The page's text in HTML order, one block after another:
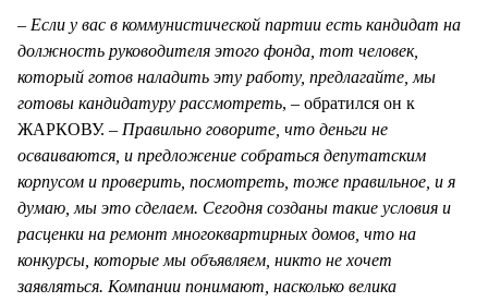
– Если у вас в коммунистической партии есть кандидат на
должность руководителя этого фонда, тот человек,
который готов наладить эту работу, предлагайте, мы
готовы кандидатуру рассмотреть, – обратился он к
ЖАРКОВУ. – Правильно говорите, что деньги не
осваиваются, и предложение собраться депутатским
корпусом и проверить, посмотреть, тоже правильное, и я
думаю, мы это сделаем. Сегодня созданы такие условия и
расценки на ремонт многоквартирных домов, что на
конкурсы, которые мы объявляем, никто не хочет
заявляться. Компании понимают, насколько велика